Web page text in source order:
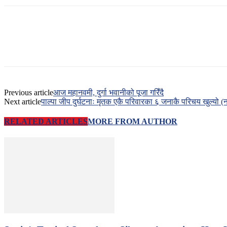
Previous articleआज महानवमी, दुर्गा भवानीको पूजा गरिँदै
Next articleपाल्पा जीप दुर्घटनाः मृतक एकै परिवारका ६ जनाकै परिचय खुल्यो
RELATED ARTICLESMORE FROM AUTHOR